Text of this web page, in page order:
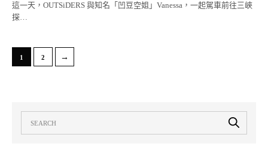
這一天，OUTSiDERS 與知名「凹豆空姐」Vanessa，一起駕車前往三峽
探…
1 2 →